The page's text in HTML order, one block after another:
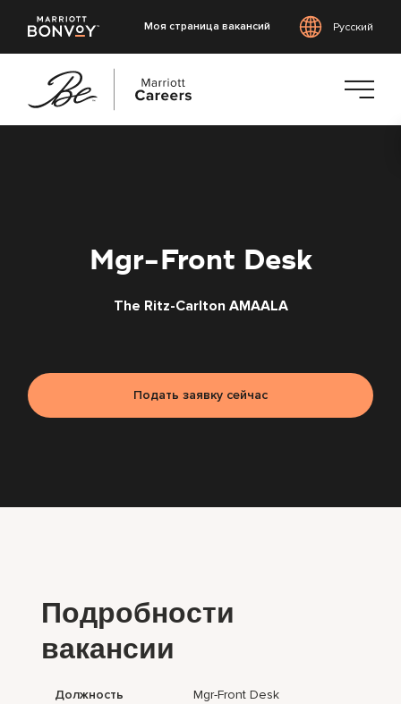
Моя страница вакансий Русский
Mgr-Front Desk
The Ritz-Carlton AMAALA
Подать заявку сейчас
Подробности
вакансии
Должность Mgr-Front Desk